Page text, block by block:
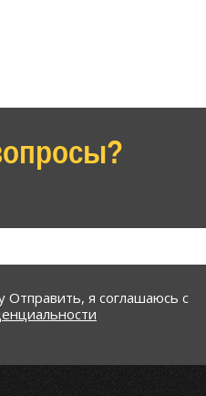
Отправить, я соглашаюсь с